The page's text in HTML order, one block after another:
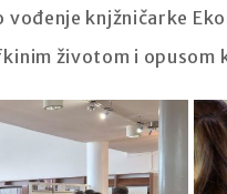
vođenje knjžničarke
životom i